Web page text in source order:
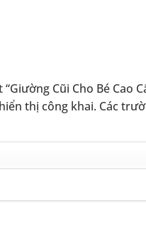
Cũi Cho Bé Cao
thị công khai. Các